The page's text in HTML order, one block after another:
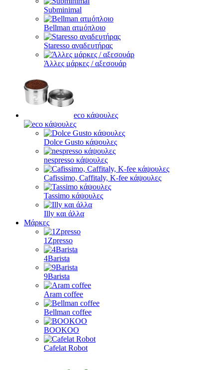
Subminimal
Bellman ατμόπλοιο
Staresso αναδευτήρας
Άλλες μάρκες / αξεσουάρ
eco κάψουλες
Dolce Gusto κάψουλες
nespresso κάψουλες
Cafissimo, Caffitaly, K-fee κάψουλες
Tassimo κάψουλες
Illy και άλλα
Μάρκες
1Zpresso
4Barista
9Barista
Aram coffee
Bellman coffee
BOOKOO
Cafelat Robot